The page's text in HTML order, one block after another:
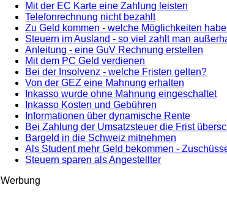
Mit der EC Karte eine Zahlung leisten
Telefonrechnung nicht bezahlt
Zu Geld kommen - welche Möglichkeiten
Steuern im Ausland - so viel zahlt man
Anleitung - eine GuV Rechnung erstellen
Mit dem PC Geld verdienen
Bei der Insolvenz - welche Fristen gelten?
Von der GEZ eine Mahnung erhalten
Inkasso wurde ohne Mahnung eingeschaltet
Inkasso Kosten und Gebühren
Informationen über dynamische Rente
Bei Zahlung der Umsatzsteuer die Frist
Bargeld in die Schweiz mitnehmen
Als Student mehr Geld bekommen -
Steuern sparen als Angestellter
Werbung